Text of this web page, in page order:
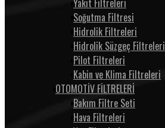
Yakıt Filtreleri
Soğutma Filtresi
Hidrolik Filtreleri
Hidrolik Süzgeç Filtreleri
Pilot Filtreleri
Kabin ve Klima Filtreleri
OTOMOTİV FİLTRELERİ
Bakım Filtre Seti
Hava Filtreleri